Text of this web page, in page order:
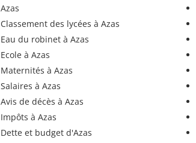
Azas
Classement des lycées à Azas
Eau du robinet à Azas
Ecole à Azas
Maternités à Azas
Salaires à Azas
Avis de décès à Azas
Impôts à Azas
Dette et budget d'Azas